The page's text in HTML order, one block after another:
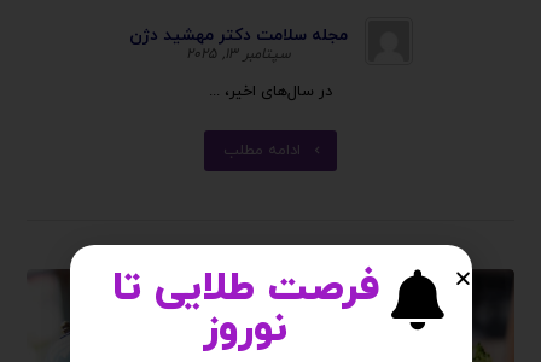
مجله سلامت دکتر مهشید دژن
سپتامبر ۱۳, ۲۰۲۵
در سال‌های اخیر، ...
ادامه مطلب
فرصت طلایی تا
نوروز